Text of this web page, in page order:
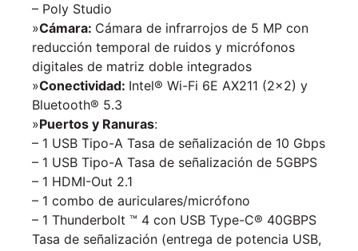
– Poly Studio
»Cámara: Cámara de infrarrojos de 5 MP con
reducción temporal de ruidos y micrófonos
digitales de matriz doble integrados
»Conectividad: Intel® Wi-Fi 6E AX211 (2×2) y
Bluetooth® 5.3
»Puertos y Ranuras:
– 1 USB Tipo-A Tasa de señalización de 10 Gbps
– 1 USB Tipo-A Tasa de señalización de 5GBPS
– 1 HDMI-Out 2.1
– 1 combo de auriculares/micrófono
– 1 Thunderbolt ™ 4 con USB Type-C® 40GBPS
Tasa de señalización (entrega de potencia USB,